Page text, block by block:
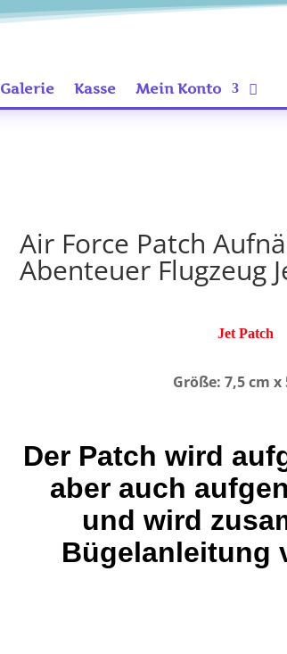
Galerie Kasse Mein Konto
Air Force Patch
Abenteuer Flugzeug
Jet Patch
Größe: 7,5 cm x
Der Patch wird
aber auch
und wird
Bügelanleitung